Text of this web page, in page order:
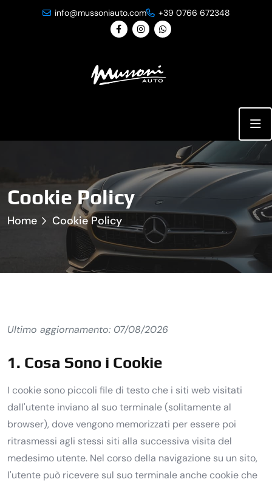
info@mussoniauto.com +39 0766 672348
Cookie Policy
Home Cookie Policy
Ultimo aggiornamento: 07/08/2026
1. Cosa Sono i Cookie
I cookie sono piccoli file di testo che i siti web visitati
dall'utente inviano al suo terminale (solitamente al
browser), dove vengono memorizzati per essere poi
ritrasmessi agli stessi siti alla successiva visita del
medesimo utente. Nel corso della navigazione su un sito,
l'utente può ricevere sul suo terminale anche cookie che